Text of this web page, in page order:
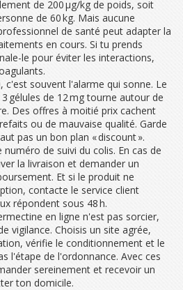
de 200 µg/kg de poids, soit
de 60 kg. Mais aucune
de santé peut adapter la
en cours. Si tu prends
le pour éviter les interactions,
c'est souvent l'alarme qui sonne. Le
gélules de 12 mg tourne autour de
Des offres à moitié prix cachent
ou de mauvaise qualité. Garde
pas un bon plan « discount ».
de suivi du colis. En cas de
la livraison et demander un
Et si le produit ne
contacte le service client
répondent sous 48 h.
en ligne n'est pas sorcier,
vigilance. Choisis un site agrée,
vérifie le conditionnement et le
l'étape de l'ordonnance. Avec ces
sereinement et recevoir un
ton domicile.